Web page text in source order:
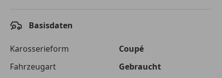
Laufzeit
120 Monate
Basisdaten
Karosserieform
Coupé
Fahrzeugart
Gebraucht